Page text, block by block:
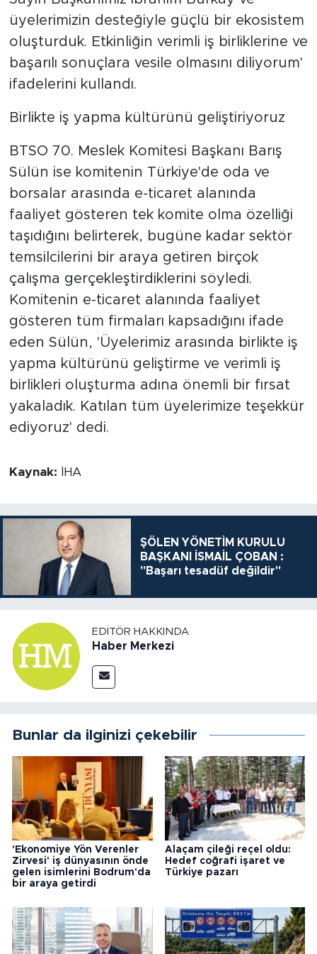
üyelerimizin desteğiyle güçlü bir ekosistem
oluşturduk. Etkinliğin verimli iş birliklerine ve
başarılı sonuçlara vesile olmasını diliyorum'
ifadelerini kullandı.
Birlikte iş yapma kültürünü geliştiriyoruz
BTSO 70. Meslek Komitesi Başkanı Barış
Sülün ise komitenin Türkiye'de oda ve
borsalar arasında e-ticaret alanında
faaliyet gösteren tek komite olma özelliği
taşıdığını belirterek, bugüne kadar sektör
temsilcilerini bir araya getiren birçok
çalışma gerçekleştirdiklerini söyledi.
Komitenin e-ticaret alanında faaliyet
gösteren tüm firmaları kapsadığını ifade
eden Sülün, 'Üyelerimiz arasında birlikte iş
yapma kültürünü geliştirme ve verimli iş
birlikleri oluşturma adına önemli bir fırsat
yakaladık. Katılan tüm üyelerimize teşekkür
ediyoruz' dedi.
Kaynak: İHA
ŞÖLEN YÖNETİM KURULU
BAŞKANI İSMAİL ÇOBAN :
"Başarı tesadüf değildir"
EDITÖR HAKKINDA
Haber Merkezi
Bunlar da ilginizi çekebilir
'Ekonomiye Yön Verenler
Zirvesi' iş dünyasının önde
gelen isimlerini Bodrum'da
bir araya getirdi
Alaçam çileği reçel oldu:
Hedef coğrafi işaret ve
Türkiye pazarı